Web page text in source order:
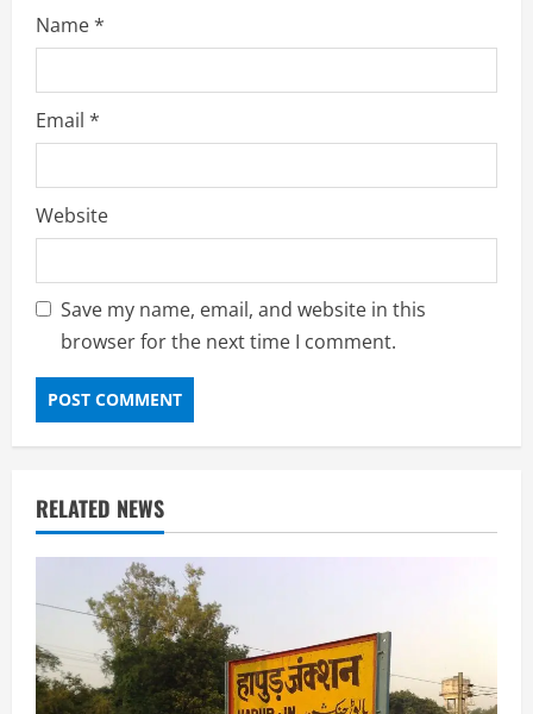
Name*
Email *
Website
Save my name, email, and website in this
browser for the next time I comment.
RELATED NEWS